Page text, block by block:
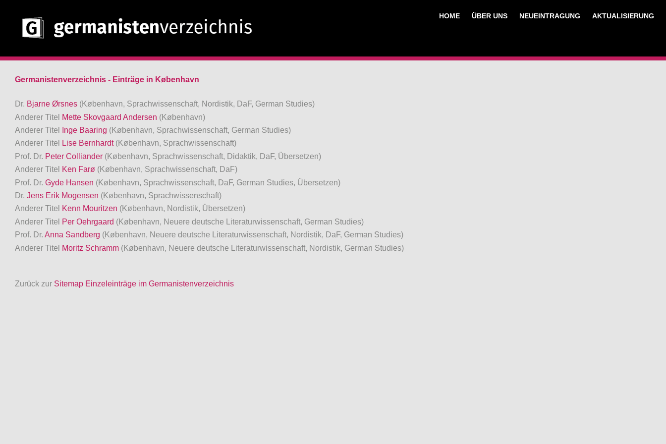
HOME ÜBER UNS NEUEINTRAGUNG AKTUALISIERUNG
Germanistenverzeichnis - Einträge in København
Dr. Bjarne Ørsnes (København, Sprachwissenschaft, Nordistik, DaF, German Studies)
Anderer Titel
Mette Skovgaard Andersen (København)
Anderer Titel
Inge Baaring (København, Sprachwissenschaft, German Studies)
Anderer Titel
Lise Bernhardt (København, Sprachwissenschaft)
Prof. Dr. Peter Colliander (København, Sprachwissenschaft, Didaktik, DaF, Übersetzen)
Anderer Titel
Ken Farø (København, Sprachwissenschaft, DaF)
Prof. Dr. Gyde Hansen (København, Sprachwissenschaft, DaF, German Studies, Übersetzen)
Dr. Jens Erik Mogensen (København, Sprachwissenschaft)
Anderer Titel
Kenn Mouritzen (København, Nordistik, Übersetzen)
Anderer Titel
Per Oehrgaard (København, Neuere deutsche Literaturwissenschaft, German Studies)
Prof. Dr. Anna Sandberg (København, Neuere deutsche Literaturwissenschaft, Nordistik, DaF, German Studies)
Anderer Titel
Moritz Schramm (København, Neuere deutsche Literaturwissenschaft, Nordistik, German Studies)
Zurück zur Sitemap Einzeleinträge im Germanistenverzeichnis